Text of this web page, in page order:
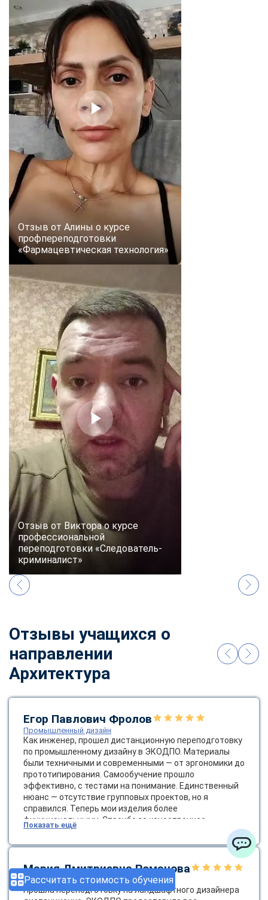
Рассчитать стоимость обучения
Отзыв от Алины о курсе
профпереподготовки
«Фармацевтическая технология»
Отзыв от Виктора о курсе
профессиональной
переподготовки «Следователь-
криминалист»
Отзывы учащихся о
направлении
Архитектура
Егор Павлович Фролов
Промышленный дизайн
Как инженер, прошел дистанционную переподготовку
по промышленному дизайну в ЭКОДПО. Материалы
были техничными и современными — от эргономики до
прототипирования. Самообучение прошло
эффективно, с тестами на понимание. Единственный
нюанс — отсутствие групповых проектов, но я
справился. Теперь мои изделия более
функциональными. Спасибо за качественное
образование! Было бы круто ввести групповые
онлайн-проекты.
Показать ещё
Мария Дмитриевна Романова
Ландшафтный дизайнер
Прошла переподготовку на ландшафтного дизайнера
ChatApp
online
Мессенджеры
Свяжитесь с нами через любой удобный мессенджер!
Telegram WhatsApp
Vkontakte
Max